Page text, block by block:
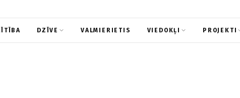
DZĪVE VALMIERIETIS VIEDOKĻI PROJEKTI